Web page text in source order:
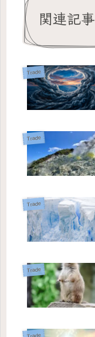
関連記事
Trade
Trade
Trade
Trade
Trade